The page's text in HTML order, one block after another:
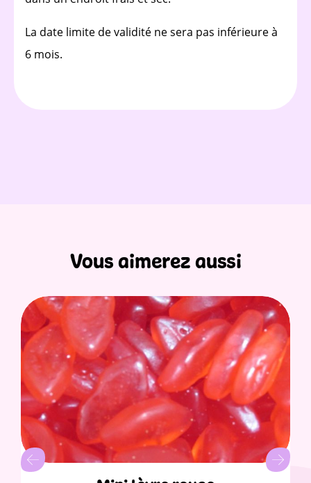
La date limite de validité ne sera pas inférieure à
6 mois.
Vous aimerez aussi